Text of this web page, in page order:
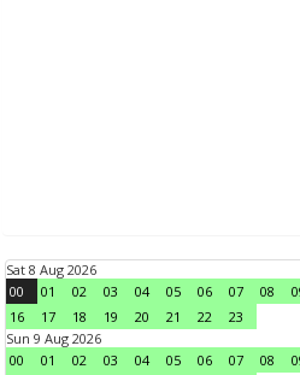
Sat 8 Aug 2026
00
01 02 03 04 05 06 07 08
16
17 18 19 20 21 22
23
Sun 9 Aug 2026
00
01 02 03 04 05 06 07 08